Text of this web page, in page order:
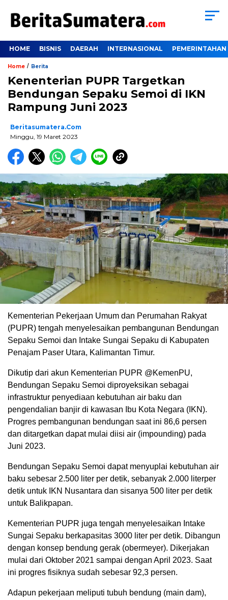
HOME BISNIS DAERAH INTERNASIONAL PEMERINTAHAN
Home / Berita
Kenenterian PUPR Targetkan
Bendungan Sepaku Semoi di IKN
Rampung Juni 2023
Beritasumatera.com
Minggu, 19 Maret 2023
Kementerian Pekerjaan Umum dan Perumahan Rakyat
(PUPR) tengah menyelesaikan pembangunan Bendungan
Sepaku Semoi dan Intake Sungai Sepaku di Kabupaten
Penajam Paser Utara, Kalimantan Timur.
Dikutip dari akun Kementerian PUPR @KemenPU,
Bendungan Sepaku Semoi diproyeksikan sebagai
infrastruktur penyediaan kebutuhan air baku dan
pengendalian banjir di kawasan Ibu Kota Negara (IKN).
Progres pembangunan bendungan saat ini 86,6 persen
dan ditargetkan dapat mulai diisi air (impounding) pada
Juni 2023.
Bendungan Sepaku Semoi dapat menyuplai kebutuhan air
baku sebesar 2.500 liter per detik, sebanyak 2.000 literper
detik untuk IKN Nusantara dan sisanya 500 liter per detik
untuk Balikpapan.
Kementerian PUPR juga tengah menyelesaikan Intake
Sungai Sepaku berkapasitas 3000 liter per detik. Dibangun
dengan konsep bendung gerak (obermeyer). Dikerjakan
mulai dari Oktober 2021 sampai dengan April 2023. Saat
ini progres fisiknya sudah sebesar 92,3 persen.
Adapun pekerjaan meliputi tubuh bendung (main dam),